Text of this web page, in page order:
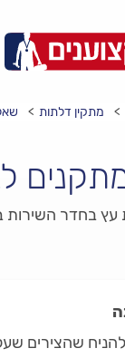
מתקין דלתות
עץ בחדר השירות
שהצירים